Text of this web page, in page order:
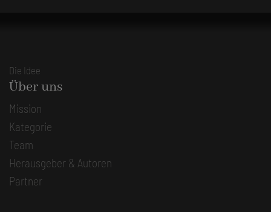
Die Idee
Über uns
Mission
Kategorie
Team
Herausgeber & Autoren
Partner